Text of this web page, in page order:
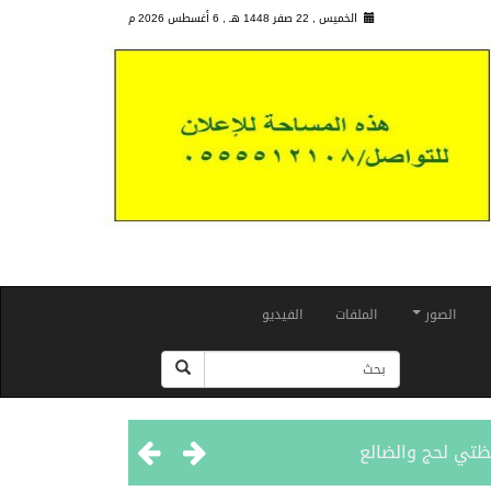
الخميس , 22 صفر 1448 هـ , 6 أغسطس 2026 م
الصور الملفات الفيديو